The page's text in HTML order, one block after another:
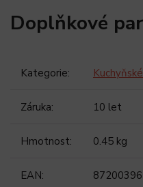
Doplňkové
Kategorie:
Záruka: 10 let
Hmotnost: 0.45 kg
EAN: